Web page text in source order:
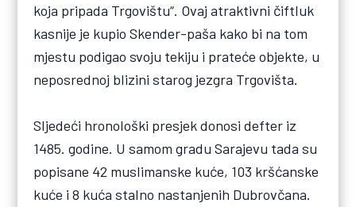
koja pripada Trgovištu“. Ovaj atraktivni čiftluk
kasnije je kupio Skender-paša kako bi na tom
mjestu podigao svoju tekiju i prateće objekte, u
neposrednoj blizini starog jezgra Trgovišta.
Sljedeći hronološki presjek donosi defter iz
1485. godine. U samom gradu Sarajevu tada su
popisane 42 muslimanske kuće, 103 kršćanske
kuće i 8 kuća stalno nastanjenih Dubrovčana.